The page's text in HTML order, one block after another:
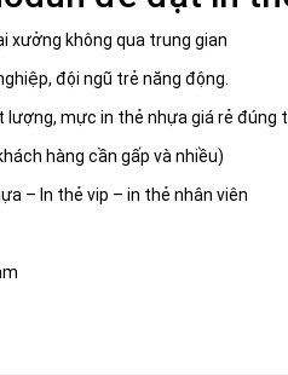
xưởng không qua trung gian
đội ngũ trẻ năng động.
lượng, mực in thẻ nhựa giá rẻ đúng
hàng cần gấp và nhiều)
– In thẻ vip – in thẻ nhân viên